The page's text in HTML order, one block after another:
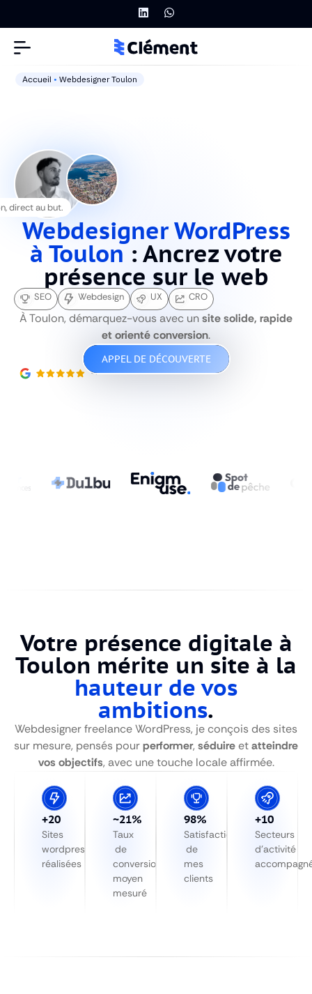
Accueil •Webdesigner Toulon
direct au but.
Webdesigner WordPress
à Toulon: Ancrez votre
présence sur le web
SEO Webdesign UX CRO
À Toulon, démarquez-vous avec unsite solide, rapide
et orienté conversion.
APPEL DE DÉCOUVERTE
5|5
Votre présence digitale à
Toulon mérite un site à la
hauteur de vos
ambitions.
Webdesigner freelance WordPress, je conçois des sites
sur mesure, pensés pourperformer, séduireetatteindre
vos objectifs, avec une touche locale affirmée.
+20
Sites
wordpress
réalisées
~21%
Taux
de
conversion
moyen
mesuré
98%
Satisfaction
de
mes
clients
+10
Secteurs
d’activité